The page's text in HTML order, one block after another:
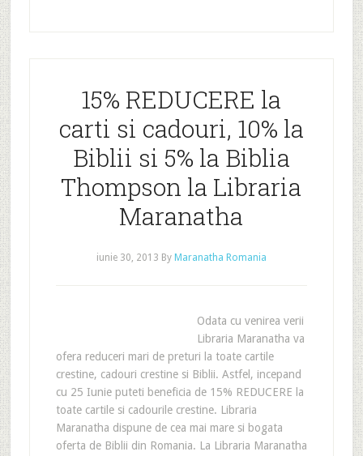
15% REDUCERE la
carti si cadouri, 10% la
Biblii si 5% la Biblia
Thompson la Libraria
Maranatha
iunie 30, 2013 By Maranatha Romania
Odata cu venirea verii
Libraria Maranatha va
ofera reduceri mari de preturi la toate cartile
crestine, cadouri crestine si Biblii. Astfel, incepand
cu 25 Iunie puteti beneficia de 15% REDUCERE la
toate cartile si cadourile crestine. Libraria
Maranatha dispune de cea mai mare si bogata
oferta de Biblii din Romania. La Libraria Maranatha